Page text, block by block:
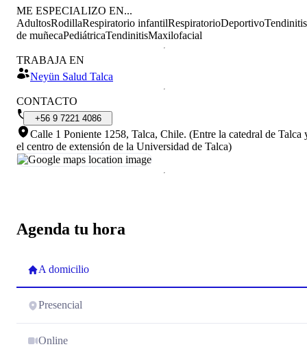
Agenda tu hora
A domicilio
Presencial
Online
ME ESPECIALIZO EN...
AdultosRodillaRespiratorio infantilRespiratorioDeportivoTendinitis
de muñecaPediátricaTendinitisMaxilofacial
TRABAJA EN
Neyün Salud Talca
CONTACTO
+56 9 7221 4086
Calle 1 Poniente 1258, Talca, Chile. (Entre la catedral de Talca
el centro de extensión de la Universidad de Talca)